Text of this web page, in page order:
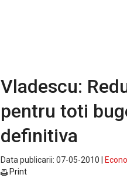
Vladescu:
pentru toti
definitiva
Data publicarii: 07-05-2010 |
Print